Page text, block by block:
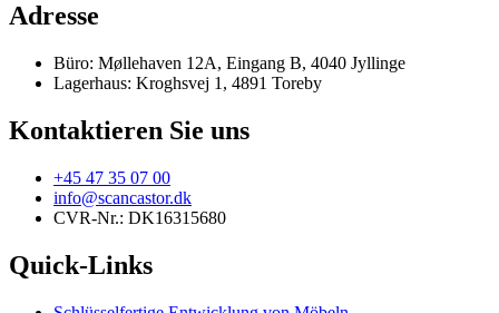
Adresse
Büro: Møllehaven 12A, Eingang B, 4040 Jyllinge
Lagerhaus: Kroghsvej 1, 4891 Toreby
Kontaktieren Sie uns
+45 47 35 07 00
info@scancastor.dk
CVR-Nr.: DK16315680
Quick-Links